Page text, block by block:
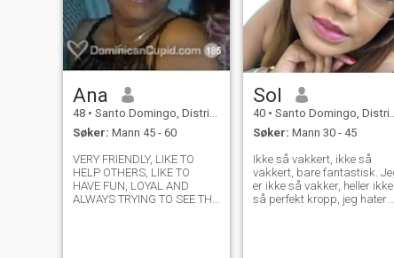
Ana
48 • Santo Domingo, Distrito Nacional, Den Dominikanske Rep.
Søker: Mann 45 - 60
VERY FRIENDLY, LIKE TO
HELP OTHERS, LIKE TO
HAVE FUN, LOYAL AND
ALWAYS TRYING TO SEE THE
Sol
40 • Santo Domingo, Distrito Nacional, Den Dominikanske Rep.
Søker: Mann 30 - 45
Ikke så vakkert, ikke så
vakkert, bare fantastisk. Jeg
er ikke så vakker, heller ikke
så perfekt kropp, jeg hater